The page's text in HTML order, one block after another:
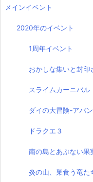
メインイベント
2020年のイベント
1周年イベント
おかしな集いと封印
スライムカーニバル
ダイの大冒険-アバ
ドラクエ３
南の島とあぶない果
炎の山、巣食う竜た